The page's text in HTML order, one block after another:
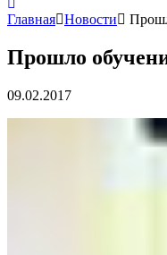
Главная Новости
Прошло
09.02.2017